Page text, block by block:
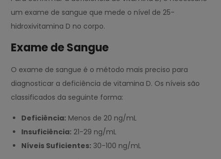
um exame de sangue que mede o nível de 25-
hidroxivitamina D no corpo.
Exame de Sangue
O exame de sangue é o método mais preciso para
diagnosticar a deficiência de vitamina D. Os níveis são
classificados da seguinte forma:
Deficiência: Menos de 20 ng/mL
Insuficiência: 21-29 ng/mL
Níveis Suficientes: 30-100 ng/mL